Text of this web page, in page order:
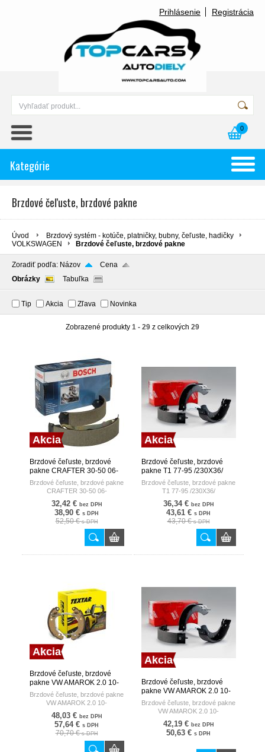
Prihlásenie Registrácia
0
Kategórie
Brzdové čeľuste, brzdové pakne
Úvod
Brzdový systém - kotúče, platničky, bubny, čeľuste, hadičky
VOLKSWAGEN
Brzdové čeľuste, brzdové pakne
Zoradiť podľa: Názov
Cena
Obrázky
Tabuľka
Tip Akcia Zľava Novinka
Zobrazené produkty 1 - 29 z celkových 29
Akcia
Brzdové čeľuste, brzdové
pakne CRAFTER 30-50 06-
BOSCH
Brzdové čeľuste, brzdové pakne
CRAFTER 30-50 06-
32,42 € bez DPH
38,90 € s DPH
52,50 €s DPH
Akcia
Brzdové čeľuste, brzdové
pakne T1 77-95 /230X36/
TRW
Brzdové čeľuste, brzdové pakne
T1 77-95 /230X36/
36,34 € bez DPH
43,61 € s DPH
43,70 €s DPH
Akcia
Brzdové čeľuste, brzdové
pakne VW AMAROK 2.0 10-
TEXTAR
Brzdové čeľuste, brzdové pakne
VW AMAROK 2.0 10-
48,03 € bez DPH
57,64 € s DPH
70,70 €s DPH
Akcia
Brzdové čeľuste, brzdové
pakne VW AMAROK 2.0 10-
TRW
Brzdové čeľuste, brzdové pakne
VW AMAROK 2.0 10-
42,19 € bez DPH
50,63 € s DPH